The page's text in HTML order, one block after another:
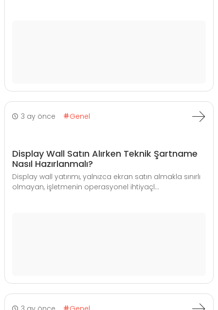
3 ay önce Genel
Display Wall Satın Alırken Teknik Şartname
Nasıl Hazırlanmalı?
Display wall yatırımı, yalnızca ekran satın almakla sınırlı
olmayan, işletmenin operasyonel ihtiyaçl...